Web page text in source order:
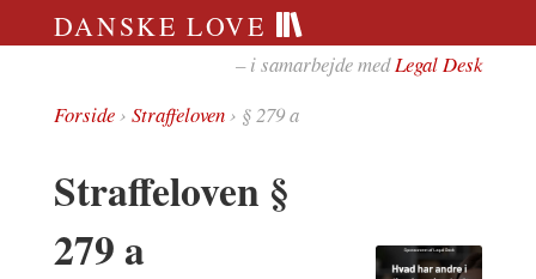
DANSKE LOVE
– i samarbejde medLegal Desk
Forside› Straffeloven› § 279 a
Straffeloven §
279 a